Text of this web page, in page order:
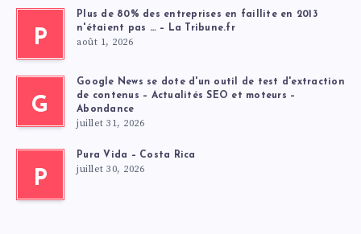
P
Plus de 80% des entreprises en faillite en 2013
n'étaient pas … – La Tribune.fr
août 1, 2026
G
Google News se dote d'un outil de test d'extraction
de contenus – Actualités SEO et moteurs –
Abondance
juillet 31, 2026
P
Pura Vida – Costa Rica
juillet 30, 2026